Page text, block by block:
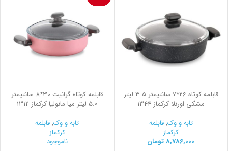
قابلمه کوتاه 26*7 سانتیمتر 3.5 لیتر
مشکی اورنلا کرکماز 1344
تابه و وک,قابلمه
کرکماز
8,786,000 تومان
قابلمه کوتاه گرانیت 30*8 سانتیمتر
5.0 لیتر میا مانولیا کرکماز 1312
تابه و وک,قابلمه
کرکماز
ناموجود